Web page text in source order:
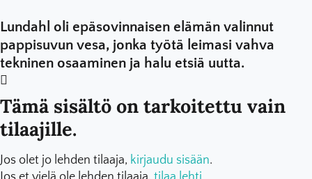
Lundahl oli epäsovinnaisen elämän valinnut
pappisuvun vesa, jonka työtä leimasi vahva
tekninen osaaminen ja halu etsiä uutta.
Tämä sisältö on tarkoitettu vain
tilaajille.
Jos olet jo lehden tilaaja, kirjaudu sisään.